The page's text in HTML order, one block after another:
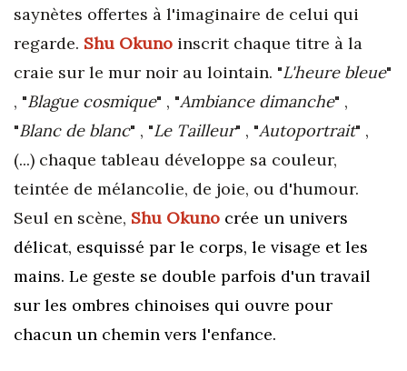
saynètes offertes à l'imaginaire de celui qui
regarde. Shu Okuno inscrit chaque titre à la
craie sur le mur noir au lointain. "L'heure bleue"
, "Blague cosmique" , "Ambiance dimanche" ,
"Blanc de blanc" , "Le Tailleur" , "Autoportrait" ,
(...) chaque tableau développe sa couleur,
teintée de mélancolie, de joie, ou d'humour.
Seul en scène, Shu Okuno crée un univers
délicat, esquissé par le corps, le visage et les
mains. Le geste se double parfois d'un travail
sur les ombres chinoises qui ouvre pour
chacun un chemin vers l'enfance.